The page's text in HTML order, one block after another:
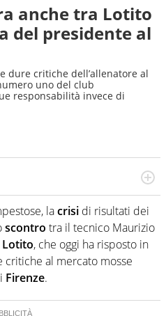
anche tra Lotito
del presidente al
dure critiche dell’allenatore al
uno del club
responsabilità invece di
per Virgilio Sport segue anche
che esalta competenze e
di HaBaWaBa, il più
per bambini al mondo
lacrisi di risultati dei
scontro tra il tecnico Maurizio
Lotito, che oggi ha risposto in
al mercato mosse
Firenze.